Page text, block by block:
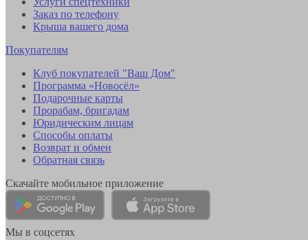
Заказ по телефону
Крыша вашего дома
Покупателям
Клуб покупателей "Ваш Дом"
Программа «Новосёл»
Подарочные карты
Прорабам, бригадам
Юридическим лицам
Способы оплаты
Возврат и обмен
Обратная связь
Скачайте мобильное приложение
Мы в соцсетях